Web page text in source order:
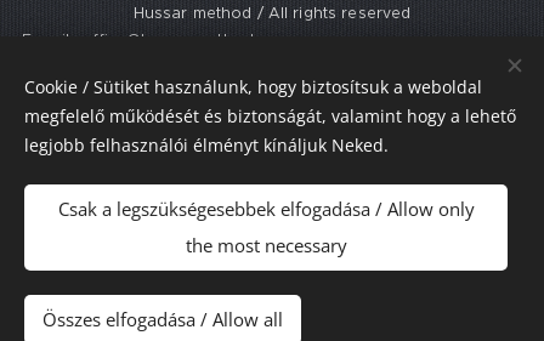
Hussar method / All rights reserved
E-mail: office@hussarmethod.com
Flat 3, 9. Fisher Place, EH17 8UY,
Edinburgh, UNITED KINGDOM
Nyelvek
Magyar
American English
Pénznem
HUF Ft
USD $
Cookie / Sütiket használunk, hogy biztosítsuk a weboldal
megfelelő működését és biztonságát, valamint hogy a lehető
legjobb felhasználói élményt kínáljuk Neked.
Csak a legszükségesebbek elfogadása / Allow only
the most necessary
Összes elfogadása / Allow all